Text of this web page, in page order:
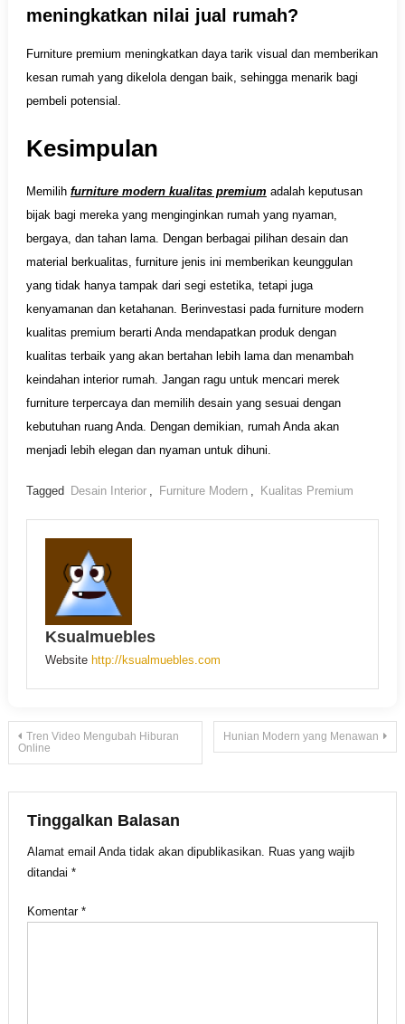
meningkatkan nilai jual rumah?
Furniture premium meningkatkan daya tarik visual dan memberikan
kesan rumah yang dikelola dengan baik, sehingga menarik bagi
pembeli potensial.
Kesimpulan
Memilih furniture modern kualitas premium adalah keputusan
bijak bagi mereka yang menginginkan rumah yang nyaman,
bergaya, dan tahan lama. Dengan berbagai pilihan desain dan
material berkualitas, furniture jenis ini memberikan keunggulan
yang tidak hanya tampak dari segi estetika, tetapi juga
kenyamanan dan ketahanan. Berinvestasi pada furniture modern
kualitas premium berarti Anda mendapatkan produk dengan
kualitas terbaik yang akan bertahan lebih lama dan menambah
keindahan interior rumah. Jangan ragu untuk mencari merek
furniture terpercaya dan memilih desain yang sesuai dengan
kebutuhan ruang Anda. Dengan demikian, rumah Anda akan
menjadi lebih elegan dan nyaman untuk dihuni.
Tagged Desain Interior , Furniture Modern , Kualitas Premium
Ksualmuebles
Website http://ksualmuebles.com
Navigasi
Tren Video Mengubah Hiburan
Online
Hunian Modern yang Menawan
Tinggalkan Balasan
Alamat email Anda tidak akan dipublikasikan. Ruas yang wajib
ditandai *
Komentar *